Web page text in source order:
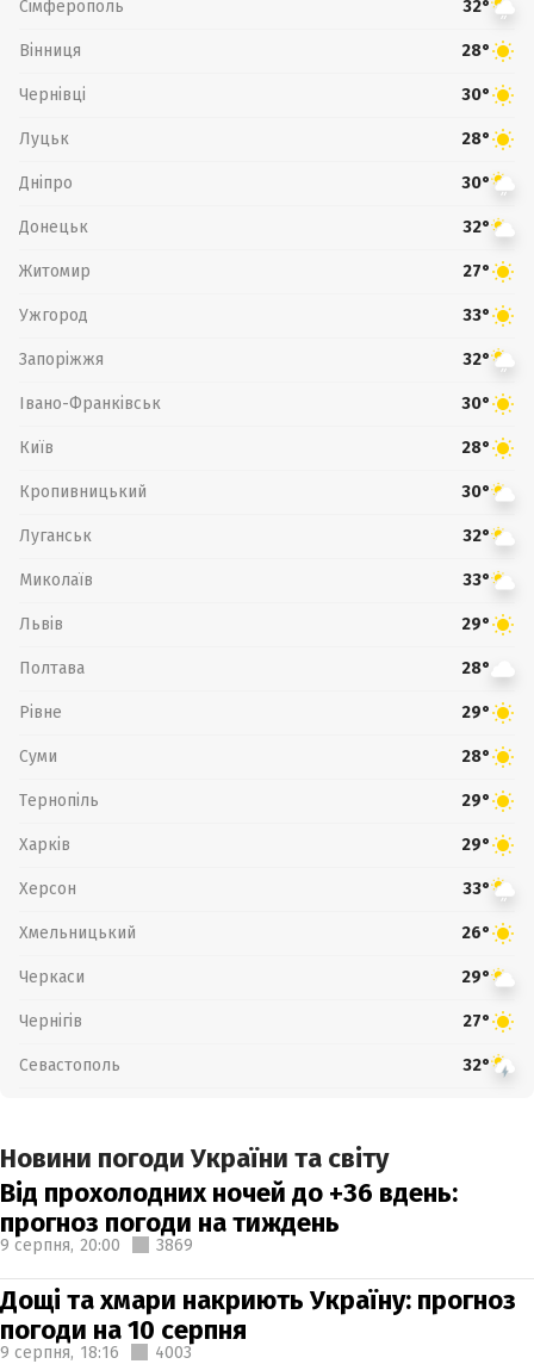
Сімферополь 32°
Вінниця 28°
Чернівці 30°
Луцьк 28°
Дніпро 30°
Донецьк 32°
Житомир 27°
Ужгород 33°
Запоріжжя 32°
Івано-Франківськ 30°
Київ 28°
Кропивницький 30°
Луганськ 32°
Миколаїв 33°
Львів 29°
Полтава 28°
Рівне 29°
Суми 28°
Тернопіль 29°
Харків 29°
Херсон 33°
Хмельницький 26°
Черкаси 29°
Чернігів 27°
Севастополь 32°
Новини погоди України та світу
Від прохолодних ночей до +36 вдень:
прогноз погоди на тиждень
9 серпня, 20:00 3869
Дощі та хмари накриють Україну: прогноз
погоди на 10 серпня
9 серпня, 18:16 4003